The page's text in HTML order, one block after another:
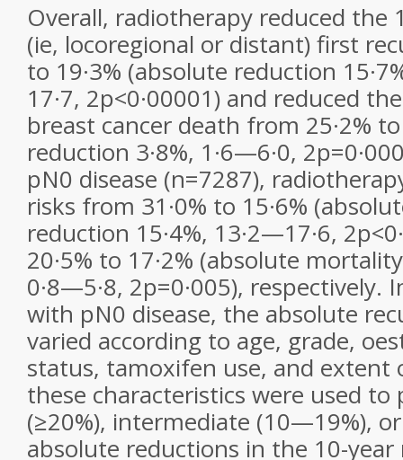
Overall, radiotherapy reduced the
(ie, locoregional or distant) first
to 19·3% (absolute reduction
17·7, 2p<0·00001) and reduced
breast cancer death from 25·2%
reduction 3·8%, 1·6—6·0,
pN0 disease (n=7287),
risks from 31·0% to 15·6%
reduction 15·4%, 13·2—17·6,
20·5% to 17·2% (absolute
0·8—5·8, 2p=0·005), respectively.
with pN0 disease, the absolute
varied according to age, grade,
status, tamoxifen use, and extent
these characteristics were used to
(≥20%), intermediate (10—19%),
absolute reductions in the 10-year